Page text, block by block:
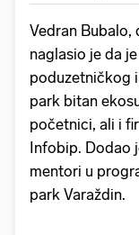
Vedran Bubalo,
naglasio je da
poduzetničkog
park bitan
početnici, ali i
Infobip. Dodao
mentori u
park Varaždin.